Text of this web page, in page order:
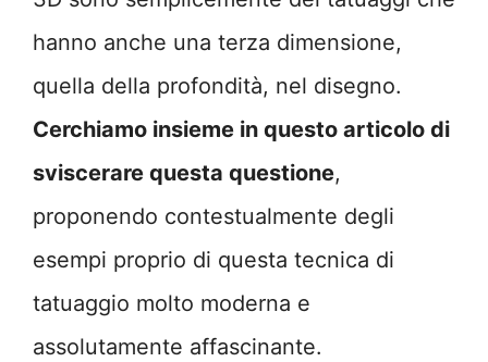
hanno anche una terza dimensione,
quella della profondità, nel disegno.
Cerchiamo insieme in questo articolo di
sviscerare questa questione,
proponendo contestualmente degli
esempi proprio di questa tecnica di
tatuaggio molto moderna e
assolutamente affascinante.